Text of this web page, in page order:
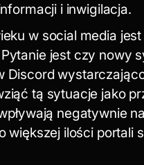
i inwigilacja.
w social media
jest czy nowy
Discord
tą sytuacje jako
negatywnie
większej ilości portali